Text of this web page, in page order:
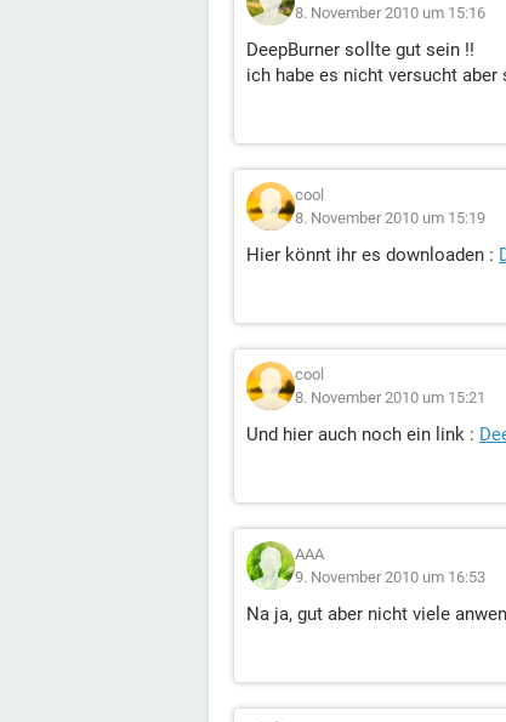
8. November 2010 um 15:16
DeepBurner sollte gut sein !!
ich habe es nicht versucht aber
cool
8. November 2010 um 15:19
Hier könnt ihr es downloaden :
cool
8. November 2010 um 15:21
Und hier auch noch ein link :
AAA
9. November 2010 um 16:53
Na ja, gut aber nicht viele